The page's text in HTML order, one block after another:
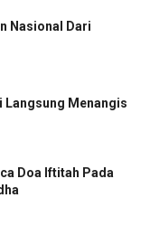
Nasional Dari
Langsung Menangis
Doa Iftitah Pada